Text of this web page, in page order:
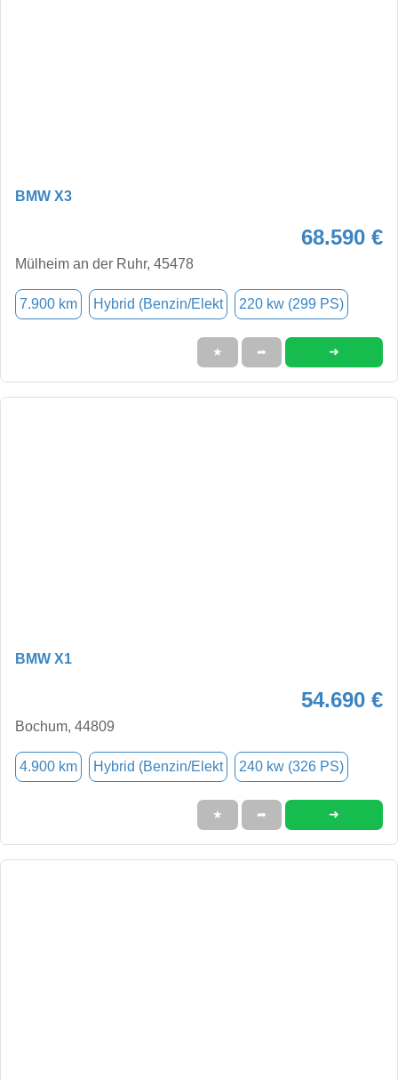
BMW X3
68.590 €
Mülheim an der Ruhr, 45478
7.900 km Hybrid (Benzin/Elekt 220 kw (299 PS)
★ ➦ ➜
BMW X1
54.690 €
Bochum, 44809
4.900 km Hybrid (Benzin/Elekt 240 kw (326 PS)
★ ➦ ➜